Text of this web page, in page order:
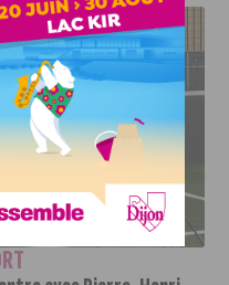
HENRI DEBALLON,
2